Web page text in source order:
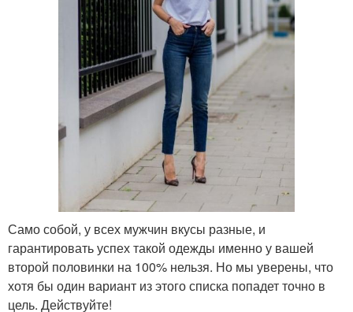
Само собой, у всех мужчин вкусы разные, и
гарантировать успех такой одежды именно у вашей
второй половинки на 100% нельзя. Но мы уверены, что
хотя бы один вариант из этого списка попадет точно в
цель. Действуйте!